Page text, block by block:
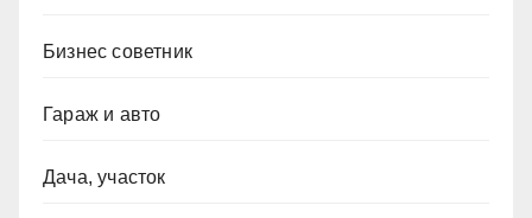
Бизнес советник
Гараж и авто
Дача, участок